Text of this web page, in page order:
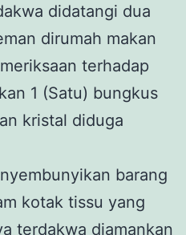
didatangi dua
dirumah makan
terhadap
1 (Satu) bungkus
kristal diduga
barang
kotak tissu yang
terdakwa diamankan